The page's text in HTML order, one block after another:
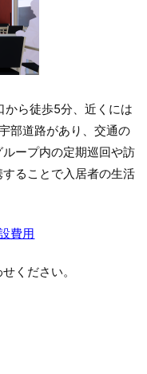
から徒歩5分、近くには
部道路があり、交通の
ープ内の定期巡回や訪
ることで入居者の生活
費用
ください。